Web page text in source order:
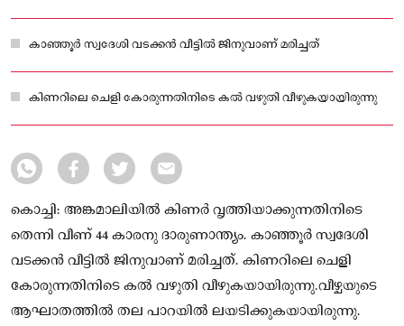
കാഞ്ഞൂർ സ്വദേശി വടക്കൻ വീട്ടിൽ ജിനുവാണ് മരിച്ചത്
കിണറിലെ ചെളി കോരുന്നതിനിടെ കൽ വഴുതി വീഴുകയായിരുന്നു
കൊച്ചി: അങ്കമാലിയിൽ കിണർ വൃത്തിയാക്കുന്നതിനിടെ
തെന്നി വീണ് 44 കാരനു ദാരുണാന്ത്യം. കാഞ്ഞൂർ സ്വദേശി
വടക്കൻ വീട്ടിൽ ജിനുവാണ് മരിച്ചത്. കിണറിലെ ചെളി
കോരുന്നതിനിടെ കൽ വഴുതി വീഴുകയായിരുന്നു.വീഴ്ചയുടെ
ആഘാതത്തിൽ തല പാറയിൽ ലയടിക്കുകയായിരുന്നു.